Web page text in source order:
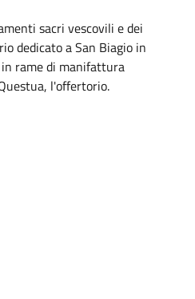
sacri vescovili e dei
dedicato a San Biagio in
rame di manifattura
l'offertorio.